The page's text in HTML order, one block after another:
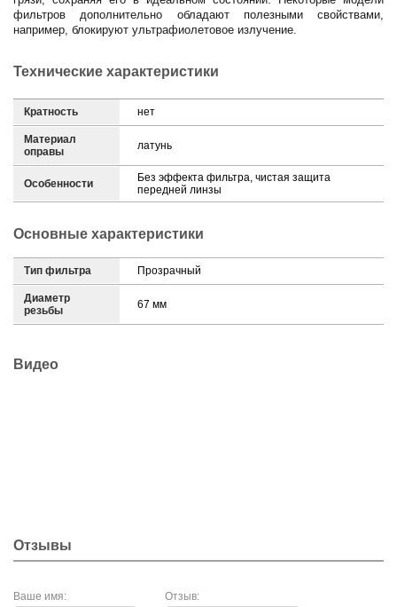
фильтров дополнительно обладают полезными свойствами,
например, блокируют ультрафиолетовое излучение.
Технические характеристики
Кратность нет
Материал
оправы
латунь
Особенности
Без эффекта фильтра, чистая защита
передней линзы
Основные характеристики
Тип фильтра Прозрачный
Диаметр
резьбы
67 мм
Видео
Отзывы
Ваше имя: Отзыв: